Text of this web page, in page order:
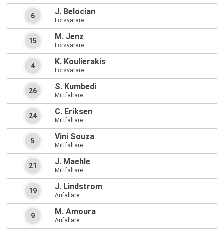
J. Belocian
Försvarare
6
M. Jenz
Försvarare
15
K. Koulierakis
Försvarare
4
S. Kumbedi
Mittfältare
26
C. Eriksen
Mittfältare
24
Vini Souza
Mittfältare
5
J. Maehle
Mittfältare
21
J. Lindstrom
Anfallare
19
M. Amoura
Anfallare
9